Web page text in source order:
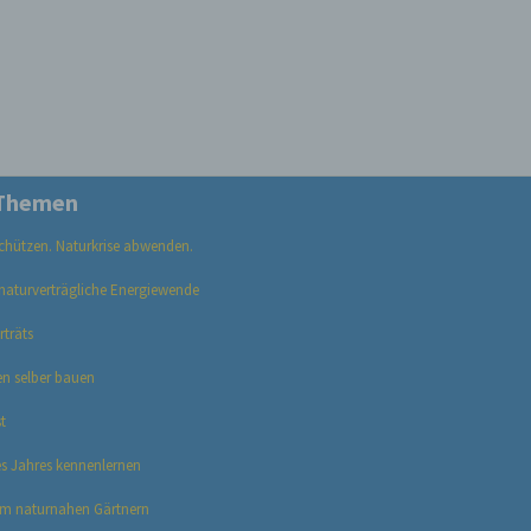
Naturkrise abwenden.
Energiewende
selber bauen
Jahres kennenlernen
naturnahen Gärtnern
zu
das